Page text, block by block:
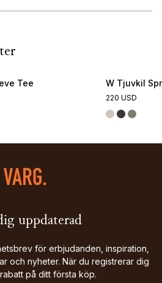
Tee W Tjuvkil
220 USD
uppdaterad
för erbjudanden, inspiration,
och nyheter. När du registrerar dig
på ditt första köp.